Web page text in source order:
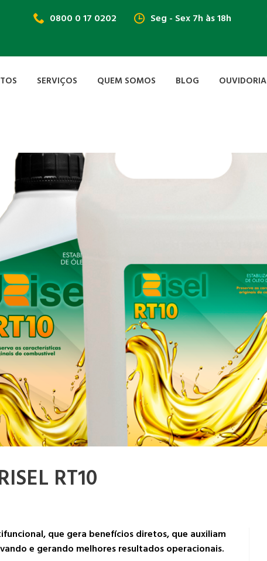
0800 0 17 0202 Seg - Sex 7h às 18h
SERVIÇOS QUEM SOMOS BLOG OUVIDORIA
RT10
que gera benefícios diretos, que auxiliam
e gerando melhores resultados operacionais.